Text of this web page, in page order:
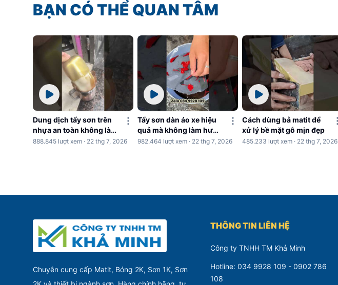
BẠN CÓ THỂ QUAN TÂM
Dung dịch tẩy sơn trên
nhựa an toàn không làm
hư nhựa
888.845 lượt xem · 22 thg 7, 2026
Tẩy sơn dàn áo xe hiệu
quả mà không làm hư
nhựa
982.464 lượt xem · 22 thg 7, 2026
Cách dùng bả matit để
xử lý bề mặt gỗ mịn đẹp
485.233 lượt xem · 22 thg 7, 2026
Chuyên cung cấp Matit, Bóng 2K, Sơn 1K, Sơn
THÔNG TIN LIÊN HỆ
Công ty TNHH TM Khả Minh
Hotline: 034 9928 109 - 0902 786
108